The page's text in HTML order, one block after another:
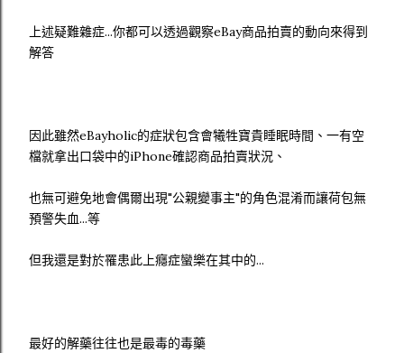
上述疑難雜症...你都可以透過觀察eBay商品拍賣的動向來得到
解答
因此雖然eBayholic的症狀包含會犧牲寶貴睡眠時間、一有空
檔就拿出口袋中的iPhone確認商品拍賣狀況、
也無可避免地會偶爾出現"公親變事主"的角色混淆而讓荷包無
預警失血...等
但我還是對於罹患此上癮症蠻樂在其中的...
最好的解藥往往也是最毒的毒藥